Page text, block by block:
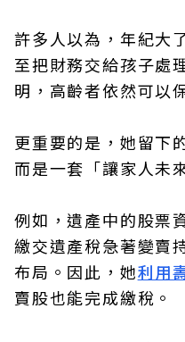
許多人以為，年紀大
至把財務交給孩子處
明，高齡者依然可以
更重要的是，她留下
而是一套「讓家人未
例如，遺產中的股票
繳交遺產稅急著變賣
布局。因此，她利用
賣股也能完成繳稅。